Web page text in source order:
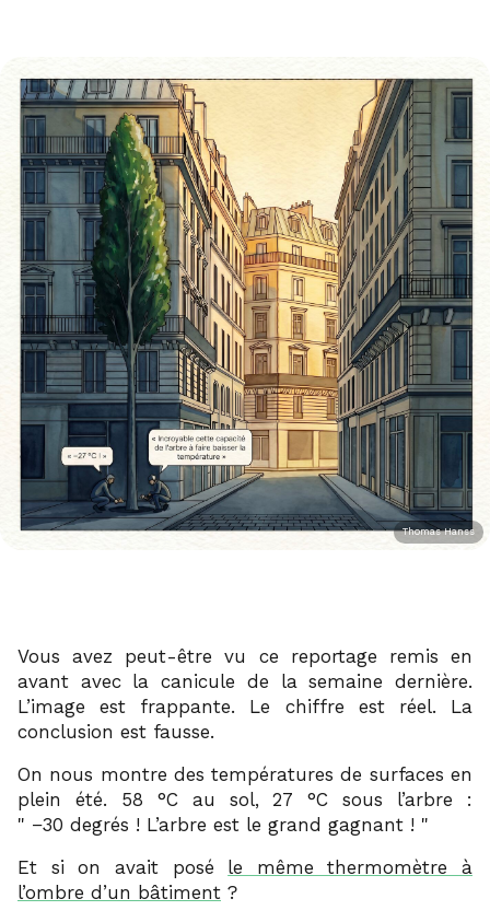
Thomas Hanss
Vous avez peut-être vu ce reportage remis en
avant avec la canicule de la semaine dernière.
L’image est frappante. Le chiffre est réel. La
conclusion est fausse.
On nous montre des températures de surfaces en
plein été. 58 °C au sol, 27 °C sous l’arbre :
−30 degrés ! L’arbre est le grand gagnant !
Et si on avait posé le même thermomètre à
l’ombre d’un bâtiment ?